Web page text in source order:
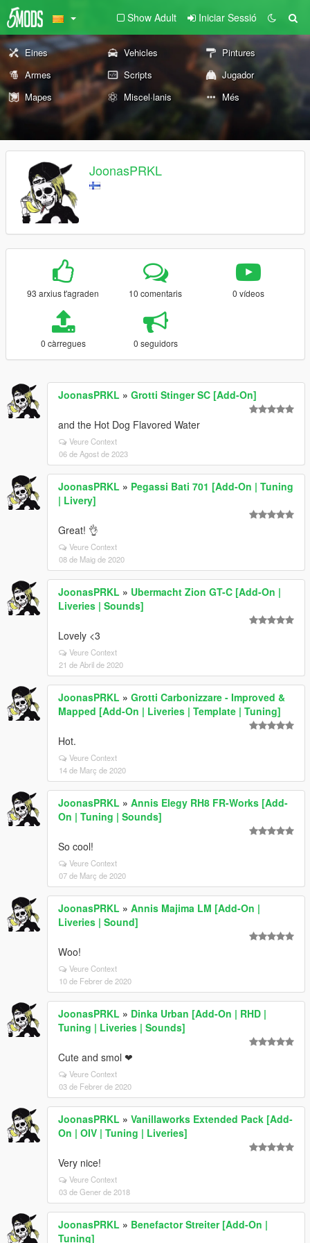
Show Adult Iniciar Sessió
Eines Vehicles
Pintures
Armes
Scripts
Jugador
Mapes
Miscel·lanis Més
JoonasPRKL
93 arxius t'agraden 10 comentaris 0 vídeos
0 càrregues 0 seguidors
JoonasPRKL » Grotti Stinger SC [Add-On]
and the Hot Dog Flavored Water
Veure Context
06 de Agost de 2023
JoonasPRKL » Pegassi Bati 701 [Add-On | Tuning
| Livery]
Great! 👌
Veure Context
08 de Maig de 2020
JoonasPRKL » Ubermacht Zion GT-C [Add-On |
Liveries | Sounds]
Lovely <3
Veure Context
21 de Abril de 2020
JoonasPRKL » Grotti Carbonizzare - Improved &
Mapped [Add-On | Liveries | Template | Tuning]
Hot.
Veure Context
14 de Març de 2020
JoonasPRKL » Annis Elegy RH8 FR-Works [Add-
On | Tuning | Sounds]
So cool!
Veure Context
07 de Març de 2020
JoonasPRKL » Annis Majima LM [Add-On |
Liveries | Sound]
Woo!
Veure Context
10 de Febrer de 2020
JoonasPRKL » Dinka Urban [Add-On | RHD |
Tuning | Liveries | Sounds]
Cute and smol ❤
Veure Context
03 de Febrer de 2020
JoonasPRKL » Vanillaworks Extended Pack [Add-
On | OIV | Tuning | Liveries]
Very nice!
Veure Context
03 de Gener de 2018
JoonasPRKL » Benefactor Streiter [Add-On |
Tuning]